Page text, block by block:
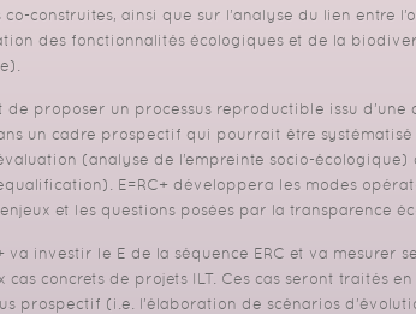
construites, ainsi que sur l’analyse du lien entre
des fonctionnalités écologiques et de la
de proposer un processus reproductible issu d’une
un cadre prospectif qui pourrait être systématisé
(analyse de l’empreinte socio-écologique)
E=RC+ développera les modes
et les questions posées par la transparence
va investir le E de la séquence ERC et va mesurer
concrets de projets ILT. Ces cas seront traités
prospectif (i.e. l’élaboration de scénarios